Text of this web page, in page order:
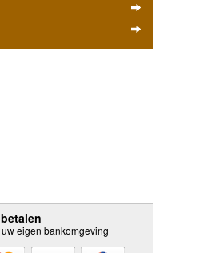
eigen bankomgeving